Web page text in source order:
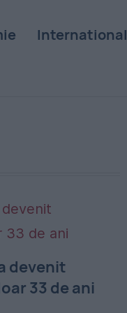
International
devenit
33 de ani